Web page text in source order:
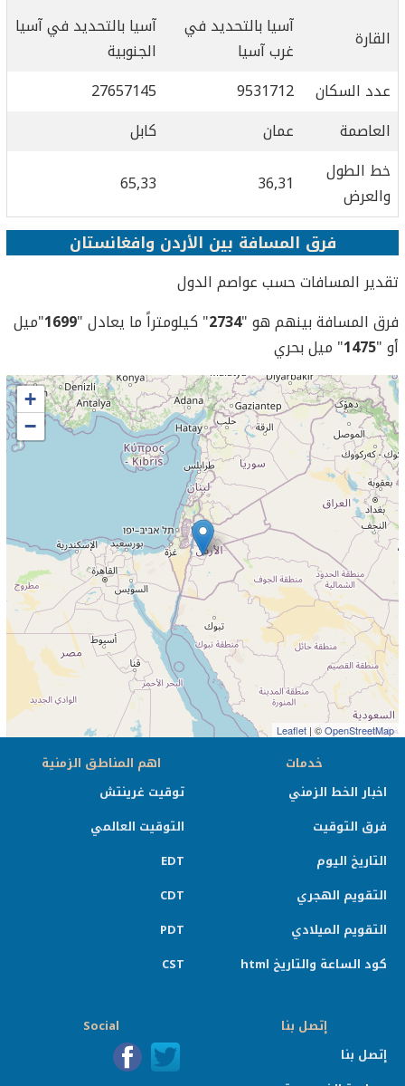
القارة
آسيا بالتحديد في
غرب آسيا
آسيا بالتحديد في آسيا
الجنوبية
عدد السكان
9531712
27657145
العاصمة
عمان
كابل
خط الطول
والعرض
36,31
65,33
فرق المسافة بين الأردن وافغانستان
تقدير المسافات حسب عواصم الدول
فرق المسافة بينهم هو "2734" كيلومتراً ما يعادل "1699"ميل
أو "1475" ميل بحري
+
−
Leaflet | ©OpenStreetMap
خدمات
اخبار الخط الزمني
فرق التوقيت
التاريخ اليوم
التقويم الهجري
التقويم الميلادي
كود الساعة والتاريخ html
اهم المناطق الزمنية
توقيت غرينتش
التوقيت العالمي
EDT
CDT
PDT
CST
إتصل بنا
إتصل بنا
Social